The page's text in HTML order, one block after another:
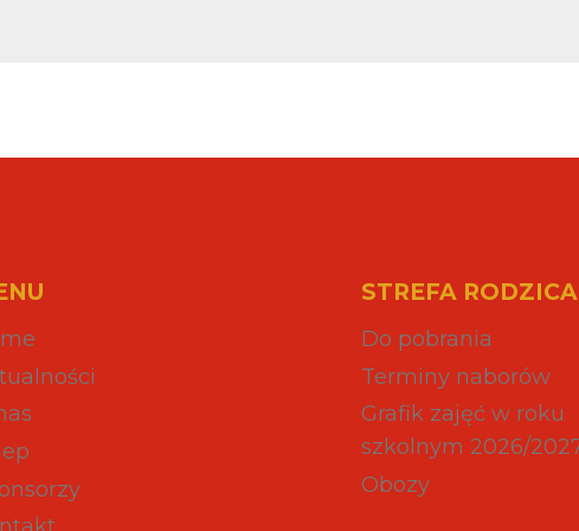
STREFA RODZICA
Do pobrania
Terminy naborów
Grafik zajęć w roku
szkolnym 2026/
Obozy